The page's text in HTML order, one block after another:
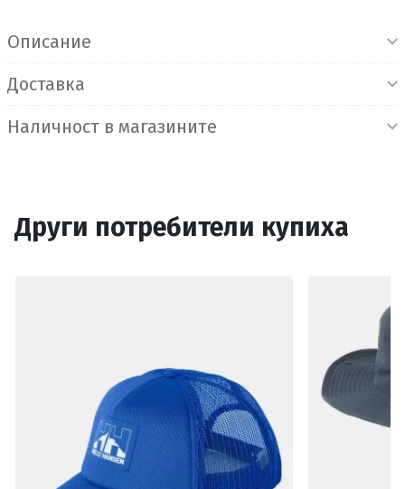
Описание
Доставка
Наличност в магазините
Други потребители купиха